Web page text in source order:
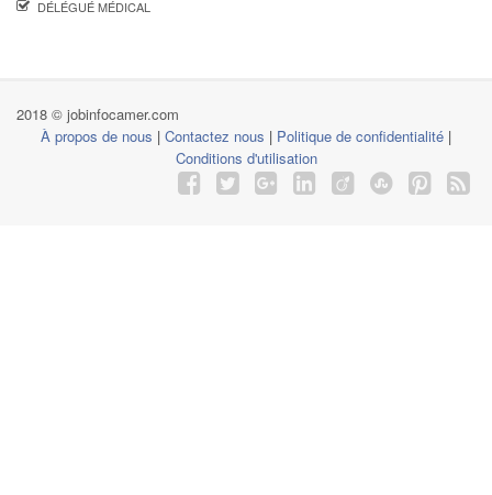
DÉLÉGUÉ MÉDICAL
2018 © jobinfocamer.com
À propos de nous | Contactez nous | Politique de confidentialité |
Conditions d'utilisation